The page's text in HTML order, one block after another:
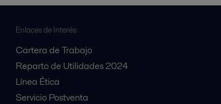
Enlaces de Interés:
Cartera de Trabajo
Reparto de Utilidades 2024
Línea Ética
Servicio Postventa